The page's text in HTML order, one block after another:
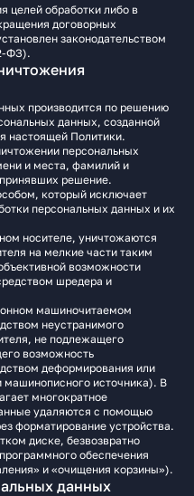
целей обработки либо в
договорных
законодательством
ФЗ).
производится по решению
данных, созданной
настоящей Политики.
персональных
и места, фамилий и
решение.
который исключает
персональных данных и их
носителе, уничтожаются
на мелкие части таким
возможности
шредера и
машиночитаемом
неустранимого
не подлежащего
возможность
деформирования или
машинописного источника). В
многократное
удаляются с помощью
форматирование устройства.
диске, безвозвратно
обеспечения
и «очищения корзины»).
данных